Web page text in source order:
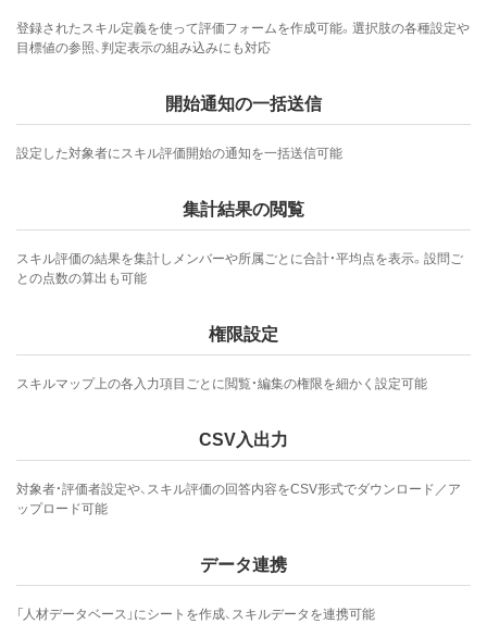
登録されたスキル定義を使って評価フォームを作成可能。選択肢の各種設定や
目標値の参照、判定表示の組み込みにも対応
開始通知の一括送信
設定した対象者にスキル評価開始の通知を一括送信可能
集計結果の閲覧
スキル評価の結果を集計しメンバーや所属ごとに合計・平均点を表示。設問ご
との点数の算出も可能
権限設定
スキルマップ上の各入力項目ごとに閲覧・編集の権限を細かく設定可能
CSV入出力
対象者・評価者設定や、スキル評価の回答内容をCSV形式でダウンロード／ア
ップロード可能
データ連携
「人材データベース」にシートを作成、スキルデータを連携可能